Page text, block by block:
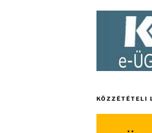
KÖZZÉTÉTELI